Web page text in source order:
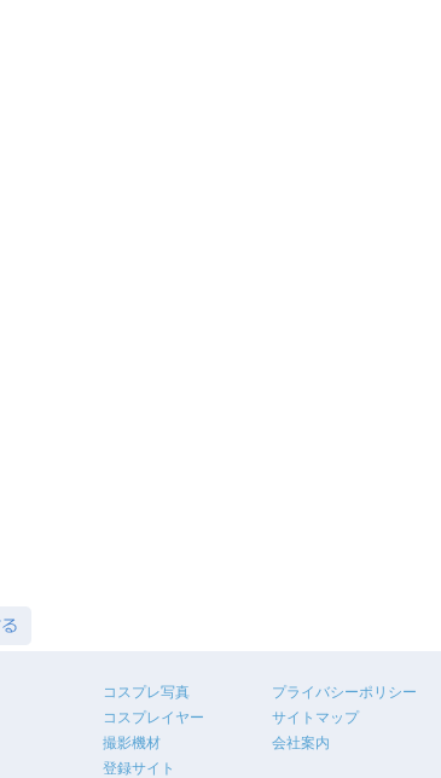
コスプレ写真
コスプレイヤー
撮影機材
登録サイト
プライバシーポリシー
サイトマップ
会社案内